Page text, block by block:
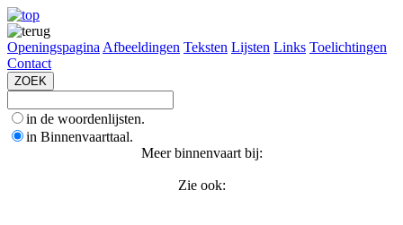
Openingspagina Afbeeldingen Teksten Lijsten Links Toelichtingen
Contact
in de woordenlijsten.
in Binnenvaarttaal.
Meer binnenvaart bij:
Zie ook: